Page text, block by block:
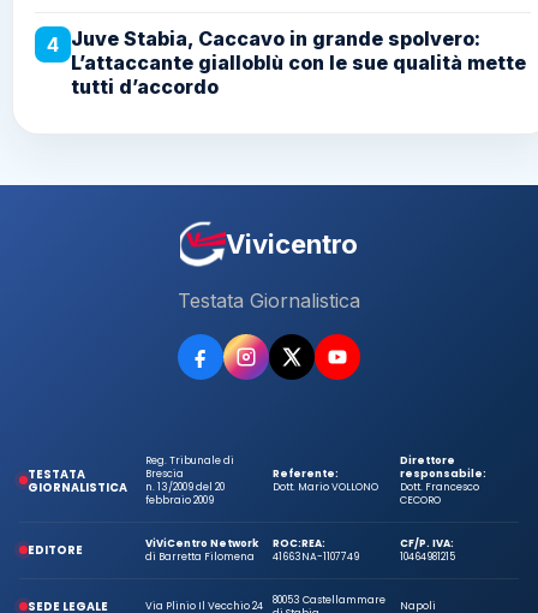
4 Juve Stabia, Caccavo in grande spolvero:
L’attaccante gialloblù con le sue qualità mette
tutti d’accordo
Vivicentro
Testata Giornalistica
TESTATA
GIORNALISTICA
Reg. Tribunale di
Brescia
n. 13/2009 del 20
febbraio 2009
Referente:
Dott. Mario VOLLONO
Direttore
responsabile:
Dott. Francesco
CECORO
EDITORE
ViViCentro Network
di Barretta Filomena
ROC:
41663
REA:
NA-1107749
CF/P. IVA:
10464981215
SEDE LEGALE Via Plinio Il Vecchio 24
80053 Castellammare
Napoli